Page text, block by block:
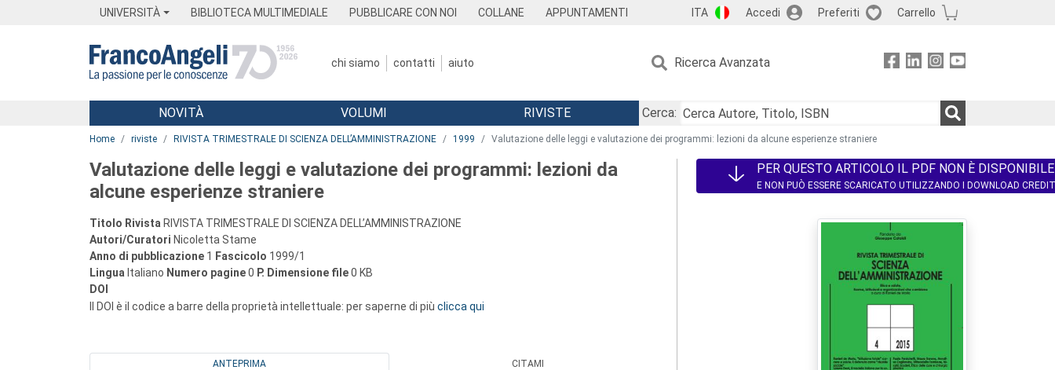
UNIVERSITÀ BIBLIOTECA MULTIMEDIALE PUBBLICARE CON NOI COLLANE APPUNTAMENTI ITA Accedi Preferiti Carrello
chi siamo contatti aiuto Ricerca Avanzata
Menu
NOVITÀ VOLUMI RIVISTE
Cerca:
Home riviste RIVISTA TRIMESTRALE DI SCIENZA DELL’AMMINISTRAZIONE 1999 Valutazione delle leggi e valutazione dei programmi: lezioni da alcune esperienze straniere
Valutazione delle leggi e valutazione dei programmi: lezioni da
alcune esperienze straniere
Titolo Rivista RIVISTA TRIMESTRALE DI SCIENZA DELL’AMMINISTRAZIONE
Autori/Curatori Nicoletta Stame
Anno di pubblicazione 1 Fascicolo 1999/1
Lingua Italiano Numero pagine0 P. Dimensione file0 KB
DOI
Il DOI è il codice a barre della proprietà intellettuale: per saperne di più clicca qui
ANTEPRIMA CITAMI
PER QUESTO ARTICOLO IL PDF NON È DISPONIBILE
E NON PUÒ ESSERE SCARICATO UTILIZZANDO I DOWNLOAD CREDIT